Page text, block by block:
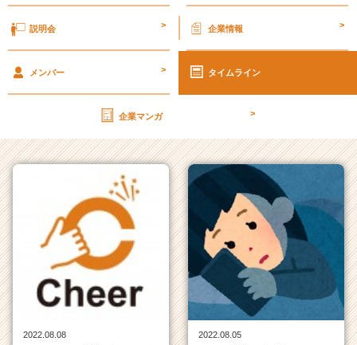
タ
ラ
覧
|
ベ
チ
ャ
ー・
成
長
業
か
説明会 > 企業情報 >
メンバー > タイムライン
企業マンガ >
2022.08.08
2022.08.05